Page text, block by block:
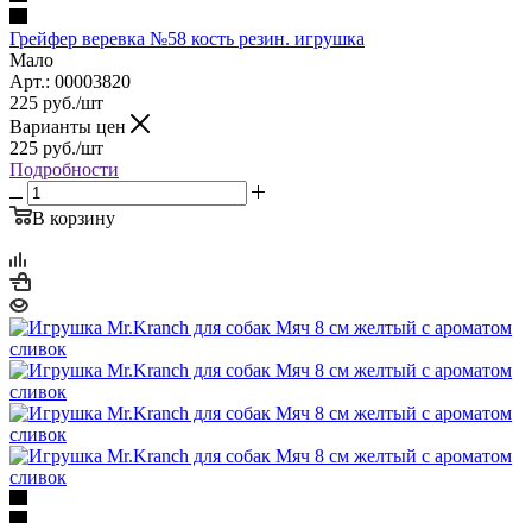
Грейфер веревка №58 кость резин. игрушка
Мало
Арт.: 00003820
225 руб./шт
Варианты цен
225 руб./шт
Подробности
В корзину